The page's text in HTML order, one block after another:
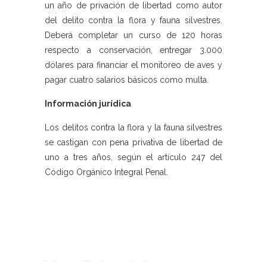
un año de privación de libertad como autor
del delito contra la flora y fauna silvestres.
Deberá completar un curso de 120 horas
respecto a conservación, entregar 3.000
dólares para financiar el monitoreo de aves y
pagar cuatro salarios básicos como multa.
Información jurídica
Los delitos contra la flora y la fauna silvestres
se castigan con pena privativa de libertad de
uno a tres años, según el artículo 247 del
Código Orgánico Integral Penal.